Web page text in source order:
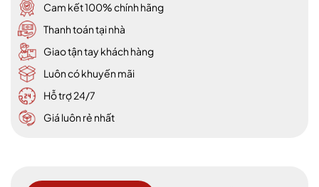
Cam kết 100% chính hãng
Thanh toán tại nhà
Giao tận tay khách hàng
Luôn có khuyến mãi
Hỗ trợ 24/7
Giá luôn rẻ nhất